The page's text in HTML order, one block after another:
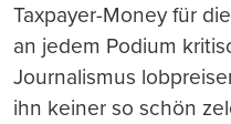
Taxpayer-Money für
an jedem Podium
Journalismus
ihn keiner so schön